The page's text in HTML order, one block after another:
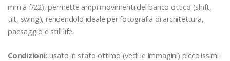
mm a f/22), permette ampi movimenti del banco ottico (shift,
tilt, swing), rendendolo ideale per fotografia di architettura,
paesaggio e still life.
Condizioni: usato in stato ottimo (vedi le immagini) piccolissimi